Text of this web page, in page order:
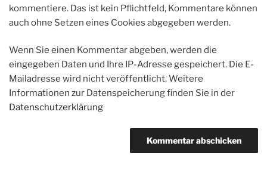
kommentiere. Das ist kein Pflichtfeld, Kommentare können
auch ohne Setzen eines Cookies abgegeben werden.
Wenn Sie einen Kommentar abgeben, werden die
eingegeben Daten und Ihre IP-Adresse gespeichert. Die E-
Mailadresse wird nicht veröffentlicht. Weitere
Informationen zur Datenspeicherung finden Sie in der
Datenschutzerklärung